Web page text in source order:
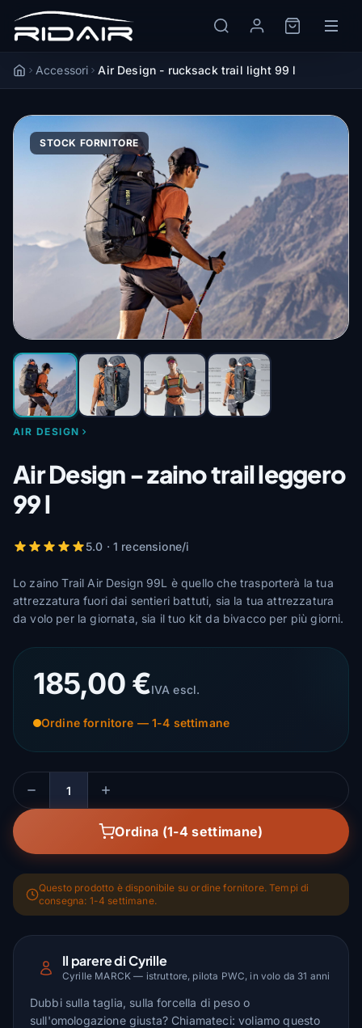
AccueilAccessori Air Design - rucksack trail light 99 l
STOCK FORNITORE
AIR DESIGN
Air Design - zaino trail leggero
99 l
5.0 · 1 recensione/i
Lo zaino Trail Air Design 99L è quello che trasporterà la tua
attrezzatura fuori dai sentieri battuti, sia la tua attrezzatura
da volo per la giornata, sia il tuo kit da bivacco per più giorni.
185,00 €IVA escl.
Ordine fornitore — 1-4 settimane
Quantità
Ordina (1-4 settimane)
Questo prodotto è disponibile su ordine fornitore. Tempi di
consegna: 1-4 settimane.
Il parere di Cyrille
Cyrille MARCK — istruttore, pilota PWC, in volo da 31 anni
Dubbi sulla taglia, sulla forcella di peso o
sull'omologazione giusta? Chiamateci: voliamo questo